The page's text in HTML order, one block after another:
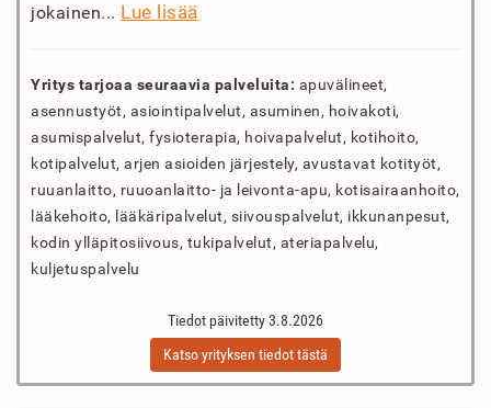
jokainen... Lue lisää
Yritys tarjoaa seuraavia palveluita: apuvälineet,
asennustyöt, asiointipalvelut, asuminen, hoivakoti,
asumispalvelut, fysioterapia, hoivapalvelut, kotihoito,
kotipalvelut, arjen asioiden järjestely, avustavat kotityöt,
ruuanlaitto, ruuoanlaitto- ja leivonta-apu, kotisairaanhoito,
lääkehoito, lääkäripalvelut, siivouspalvelut, ikkunanpesut,
kodin ylläpitosiivous, tukipalvelut, ateriapalvelu,
kuljetuspalvelu
Tiedot päivitetty 3.8.2026
Katso yrityksen tiedot tästä